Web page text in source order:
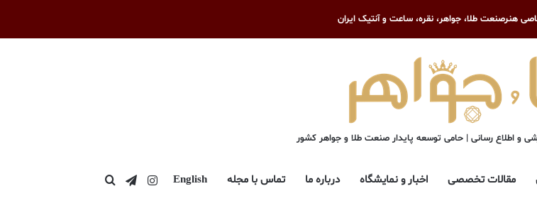
هنرصنعت طلا، جواهر، نقره، ساعت و آنتیک ایران
و اطلاع رسانی | حامی توسعه پایدار صنعت طلا و جواهر کشور
مقالات تخصصی اخبار و نمایشگاه درباره ما تماس با مجله English اینستاگرام
تلگرامجستجو برای